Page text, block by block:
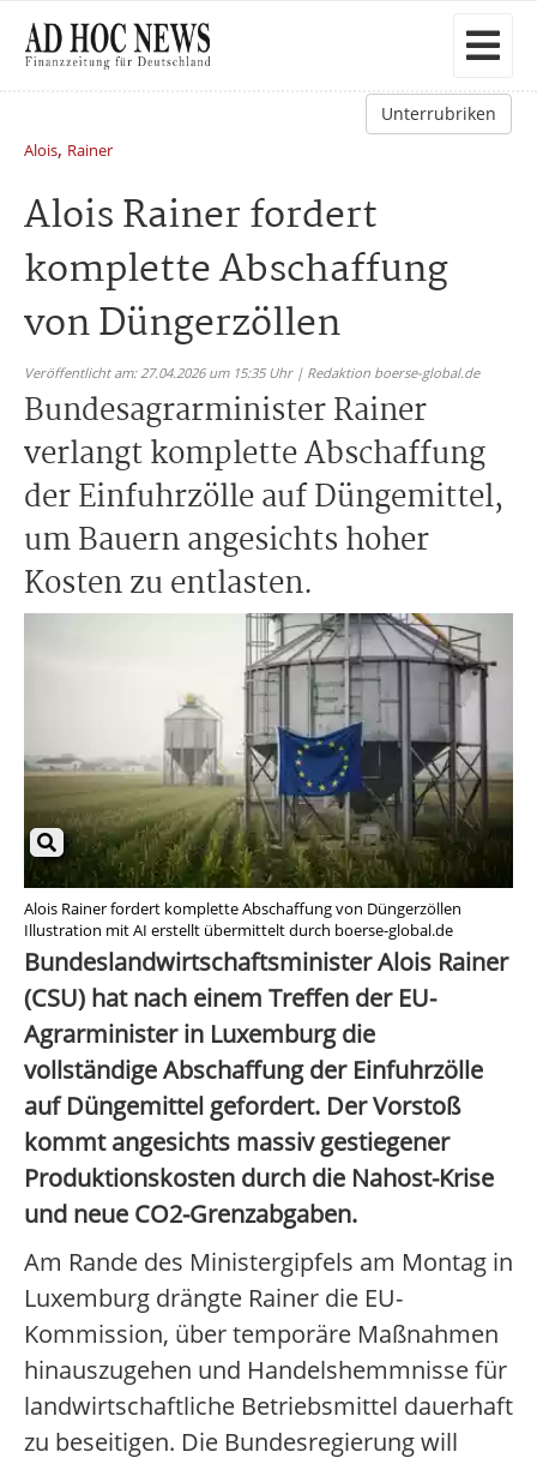
Unterrubriken
Alois, Rainer
Alois Rainer fordert
komplette Abschaffung
von Düngerzöllen
Veröffentlicht am: 27.04.2026 um 15:35 Uhr | Redaktion boerse-global.de
Bundesagrarminister Rainer
verlangt komplette Abschaffung
der Einfuhrzölle auf Düngemittel,
um Bauern angesichts hoher
Kosten zu entlasten.
Alois Rainer fordert komplette Abschaffung von Düngerzöllen
Illustration mit AI erstellt übermittelt durch boerse-global.de
Bundeslandwirtschaftsminister Alois Rainer
(CSU) hat nach einem Treffen der EU-
Agrarminister in Luxemburg die
vollständige Abschaffung der Einfuhrzölle
auf Düngemittel gefordert. Der Vorstoß
kommt angesichts massiv gestiegener
Produktionskosten durch die Nahost-Krise
und neue CO2-Grenzabgaben.
Am Rande des Ministergipfels am Montag in
Luxemburg drängte Rainer die EU-
Kommission, über temporäre Maßnahmen
hinauszugehen und Handelshemmnisse für
landwirtschaftliche Betriebsmittel dauerhaft
zu beseitigen. Die Bundesregierung will